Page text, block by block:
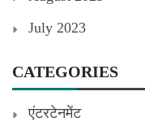
July 2023
CATEGORIES
एंटरटेनमेंट